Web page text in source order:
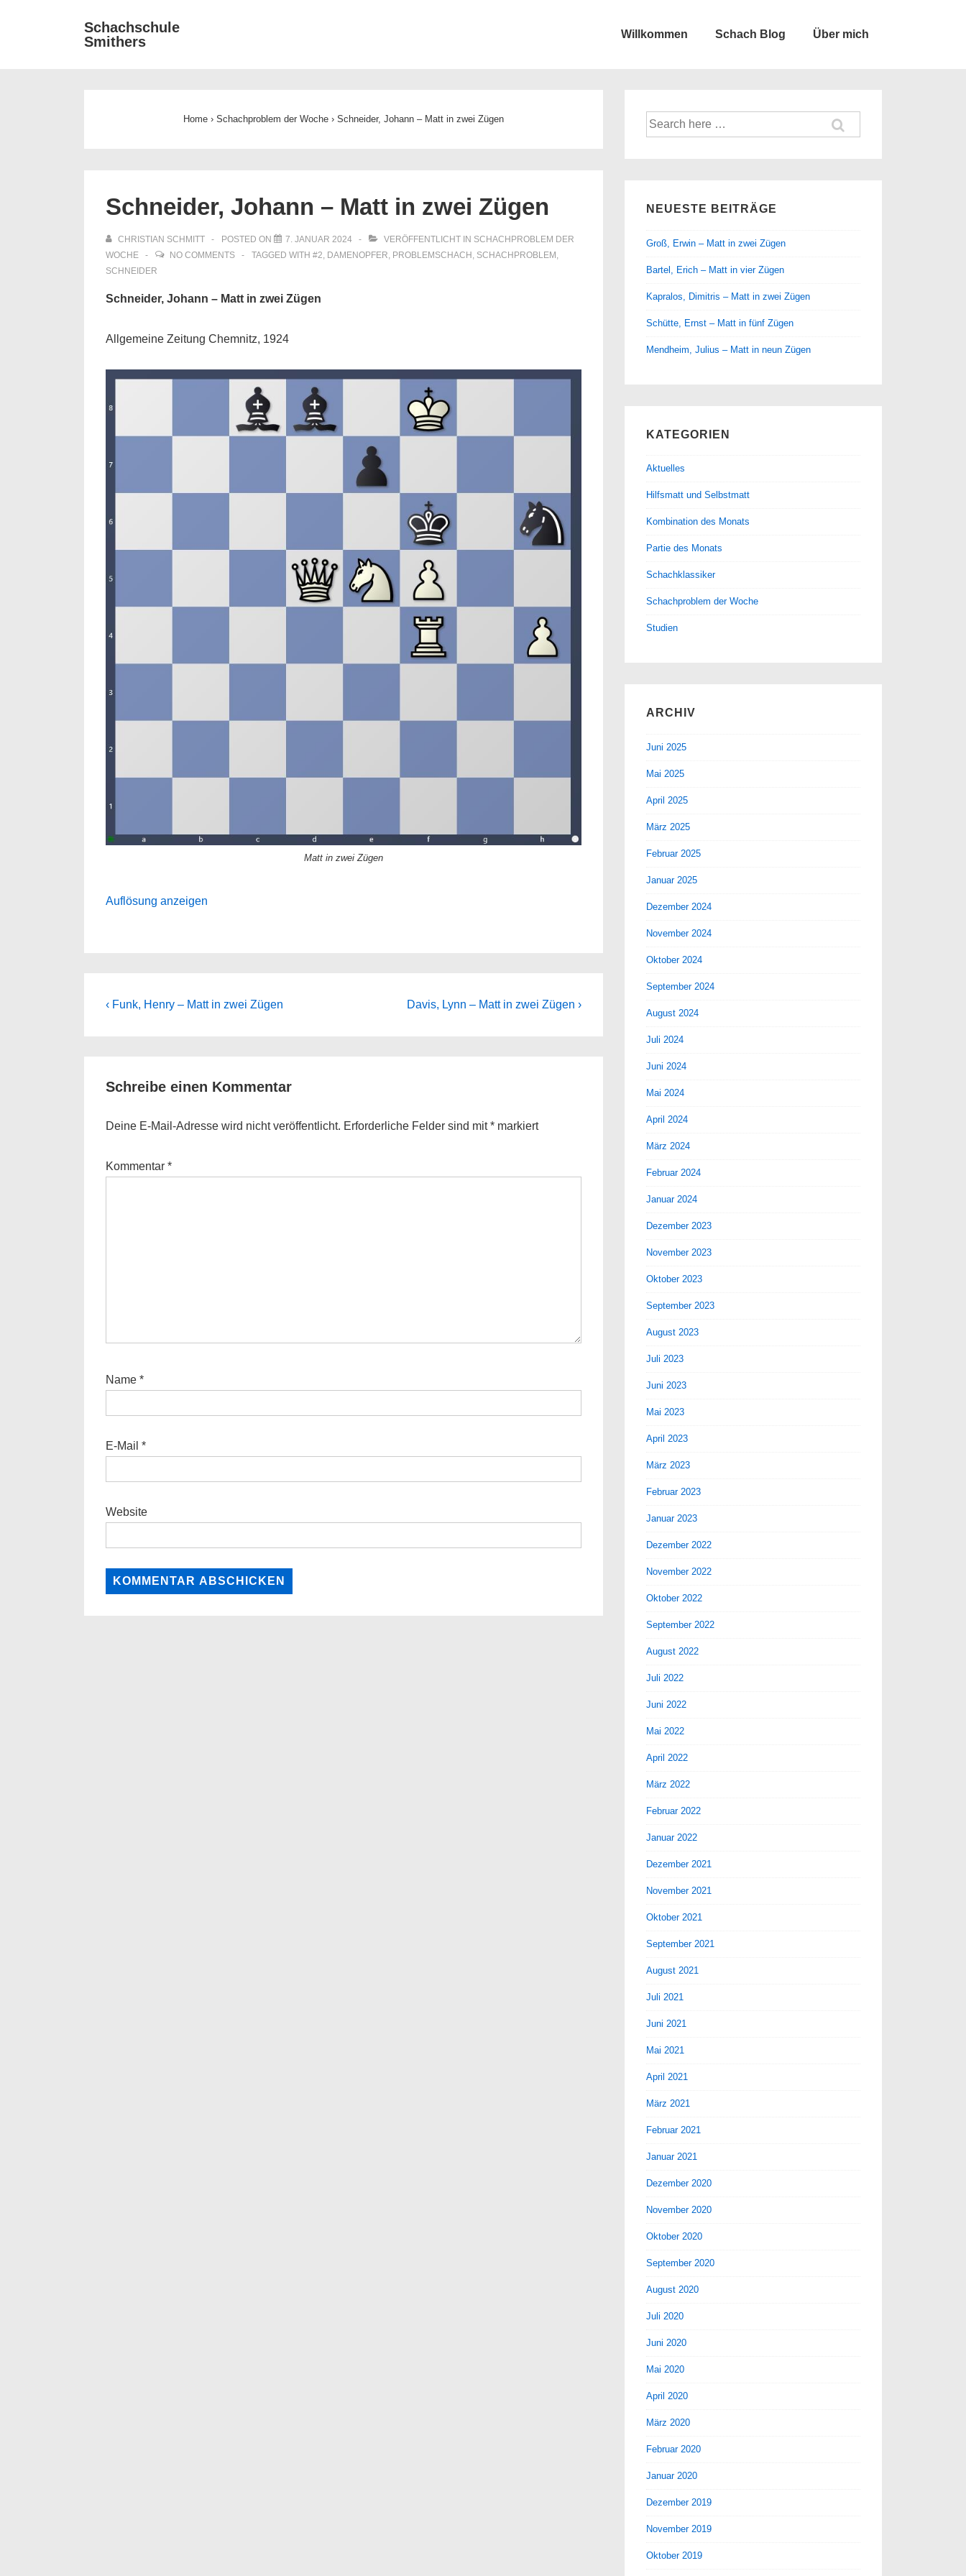
Schachschule
Smithers
Willkommen Schach Blog Über mich
Home › Schachproblem der Woche › Schneider, Johann – Matt in zwei Zügen
Schneider, Johann – Matt in zwei Zügen
CHRISTIAN SCHMITT POSTED ON 7. JANUAR 2024 VERÖFFENTLICHT IN SCHACHPROBLEM DER
WOCHE
NO COMMENTS TAGGED WITH #2, DAMENOPFER, PROBLEMSCHACH , SCHACHPROBLEM ,
SCHNEIDER
Schneider, Johann – Matt in zwei Zügen
Allgemeine Zeitung Chemnitz, 1924
Matt in zwei Zügen
Auflösung anzeigen
Beitragsnavigation
Previous
‹ Funk, Henry – Matt in zwei Zügen
Next
Davis, Lynn – Matt in zwei Zügen ›
Schreibe einen Kommentar
Deine E-Mail-Adresse wird nicht veröffentlicht. Erforderliche Felder sind mit* markiert
Kommentar *
Name *
E-Mail *
Website
Suche
nach:
NEUESTE BEITRÄGE
Groß, Erwin – Matt in zwei Zügen
Bartel, Erich – Matt in vier Zügen
Kapralos, Dimitris – Matt in zwei Zügen
Schütte, Ernst – Matt in fünf Zügen
Mendheim, Julius – Matt in neun Zügen
KATEGORIEN
Aktuelles
Hilfsmatt und Selbstmatt
Kombination des Monats
Partie des Monats
Schachklassiker
Schachproblem der Woche
Studien
ARCHIV
Juni 2025
Mai 2025
April 2025
März 2025
Februar 2025
Januar 2025
Dezember 2024
November 2024
Oktober 2024
September 2024
August 2024
Juli 2024
Juni 2024
Mai 2024
April 2024
März 2024
Februar 2024
Januar 2024
Dezember 2023
November 2023
Oktober 2023
September 2023
August 2023
Juli 2023
Juni 2023
Mai 2023
April 2023
März 2023
Februar 2023
Januar 2023
Dezember 2022
November 2022
Oktober 2022
September 2022
August 2022
Juli 2022
Juni 2022
Mai 2022
April 2022
März 2022
Februar 2022
Januar 2022
Dezember 2021
November 2021
Oktober 2021
September 2021
August 2021
Juli 2021
Juni 2021
Mai 2021
April 2021
März 2021
Februar 2021
Januar 2021
Dezember 2020
November 2020
Oktober 2020
September 2020
August 2020
Juli 2020
Juni 2020
Mai 2020
April 2020
März 2020
Februar 2020
Januar 2020
Dezember 2019
November 2019
Oktober 2019